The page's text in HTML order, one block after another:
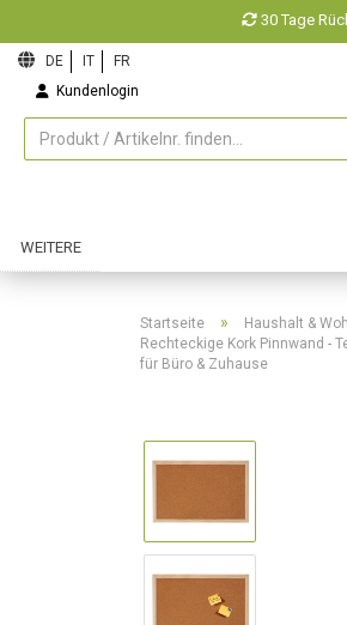
30 Tage
Kundenlogin
WEITERE
Startseite » Haushalt &
Rechteckige Kork Pinnwand -
für Büro & Zuhause